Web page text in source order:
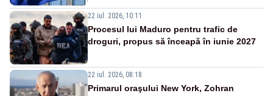
22 iul. 2026, 10:11
Procesul lui Maduro pentru trafic de
droguri, propus să înceapă în iunie 2027
22 iul. 2026, 08:18
Primarul oraşului New York, Zohran